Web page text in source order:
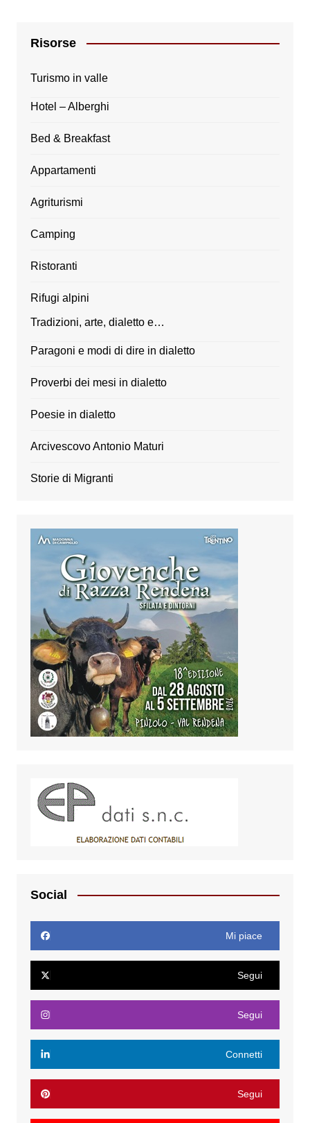
Risorse
Turismo in valle
Hotel – Alberghi
Bed & Breakfast
Appartamenti
Agriturismi
Camping
Ristoranti
Rifugi alpini
Tradizioni, arte, dialetto e…
Paragoni e modi di dire in dialetto
Proverbi dei mesi in dialetto
Poesie in dialetto
Arcivescovo Antonio Maturi
Storie di Migranti
Social
Mi piace
Segui
Segui
Connetti
Segui